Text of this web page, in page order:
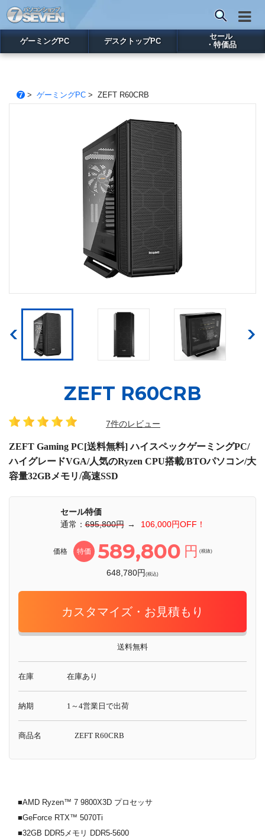
ゲーミングPC デスクトップPC
セール
・特価品
> ゲーミングPC> ZEFT R60CRB
ZEFT R60CRB
7件のレビュー
ZEFT Gaming PC[送料無料] ハイスペックゲーミングPC/
ハイグレードVGA/人気のRyzen CPU搭載/BTOパソコン/大
容量32GBメモリ/高速SSD
セール特価
通常：695,800円 → 106,000円OFF！
価格 特価 589,800 円 (税抜)
648,780円(税込)
カスタマイズ・お見積もり
送料無料
在庫 在庫あり
納期 1～4営業日で出荷
商品名 ZEFT R60CRB
■AMD Ryzen™ 7 9800X3D プロセッサ
■GeForce RTX™ 5070Ti
■32GB DDR5メモリ DDR5-5600